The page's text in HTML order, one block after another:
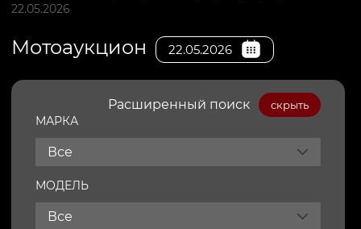
22.05.2026
Мотоаукцион 22.05.2026
Расширенный поиск скрыть
МАРКА
Все
МОДЕЛЬ
Все